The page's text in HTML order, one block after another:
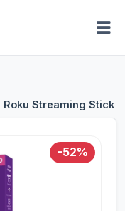
Roku Streaming Stick
-52%